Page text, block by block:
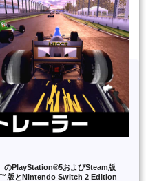
のPlayStation®5およびSteam版
版とNintendo Switch 2 Edition